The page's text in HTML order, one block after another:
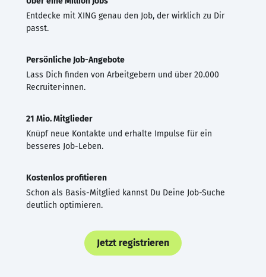
Entdecke mit XING genau den Job, der wirklich zu Dir
passt.
Persönliche Job-Angebote
Lass Dich finden von Arbeitgebern und über 20.000
Recruiter·innen.
21 Mio. Mitglieder
Knüpf neue Kontakte und erhalte Impulse für ein
besseres Job-Leben.
Kostenlos profitieren
Schon als Basis-Mitglied kannst Du Deine Job-Suche
deutlich optimieren.
Jetzt registrieren